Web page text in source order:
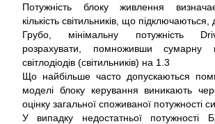
Потужність блоку живлення
кількість світильників, що
Грубо, мінімальну потужність
розрахувати, помноживши сумарну
світлодіодів (світильників) на 1.3
Що найбільше часто допускаються
моделі блоку керування виникають
оцінку загальної споживаної потужності
У випадку недостатньої потужності